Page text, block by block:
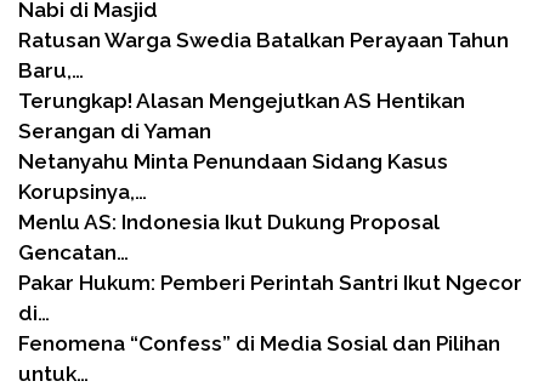
Nabi di Masjid
Ratusan Warga Swedia Batalkan Perayaan Tahun
Baru,…
Terungkap! Alasan Mengejutkan AS Hentikan
Serangan di Yaman
Netanyahu Minta Penundaan Sidang Kasus
Korupsinya,…
Menlu AS: Indonesia Ikut Dukung Proposal
Gencatan…
Pakar Hukum: Pemberi Perintah Santri Ikut Ngecor
di…
Fenomena “Confess” di Media Sosial dan Pilihan
untuk…